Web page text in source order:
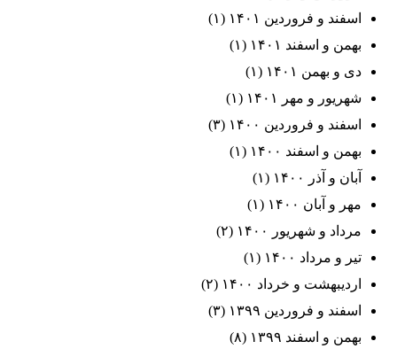
اسفند و فروردین ۱۴۰۱
(۱)
بهمن و اسفند ۱۴۰۱
(۱)
دی و بهمن ۱۴۰۱
(۱)
شهریور و مهر ۱۴۰۱
(۱)
اسفند و فروردین ۱۴۰۰
(۳)
بهمن و اسفند ۱۴۰۰
(۱)
آبان و آذر ۱۴۰۰
(۱)
مهر و آبان ۱۴۰۰
(۱)
مرداد و شهریور ۱۴۰۰
(۲)
تیر و مرداد ۱۴۰۰
(۱)
اردیبهشت و خرداد ۱۴۰۰
(۲)
اسفند و فروردین ۱۳۹۹
(۳)
بهمن و اسفند ۱۳۹۹
(۸)